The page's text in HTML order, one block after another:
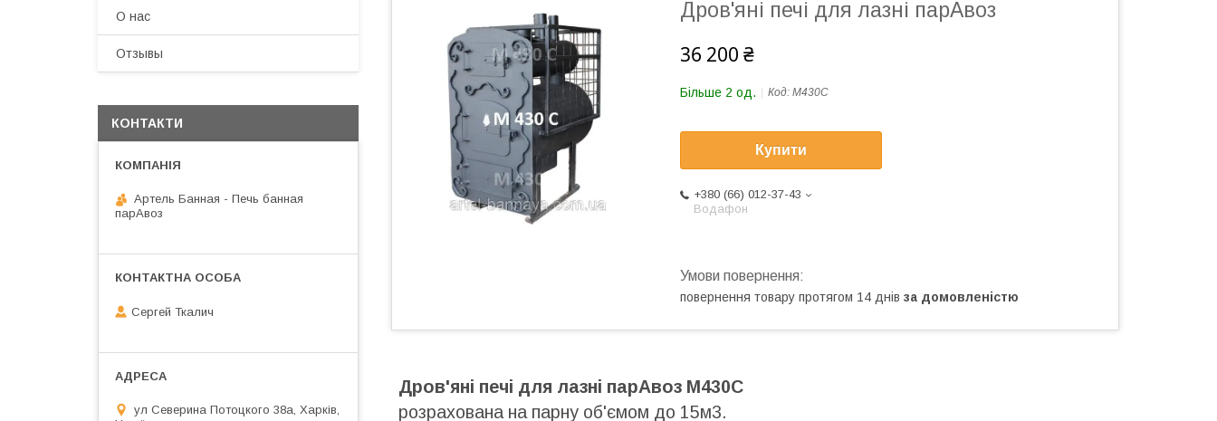
Дров'яні печі для лазні парАвоз
36 200 ₴
Більше 2 од. Код: М430С
Купити
+380 (66) 012-37-43
Водафон
повернення товару протягом 14 днів за домовленістю
Дров'яні печі для лазні парАвоз М430С
розрахована на парну об'ємом до 15м3.
О нас
Отзывы
КОНТАКТИ
Артель Банная - Печь банная
парАвоз
Сергей Ткалич
ул Северина Потоцкого 38а, Харків,